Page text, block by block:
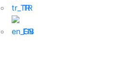
TR
EN